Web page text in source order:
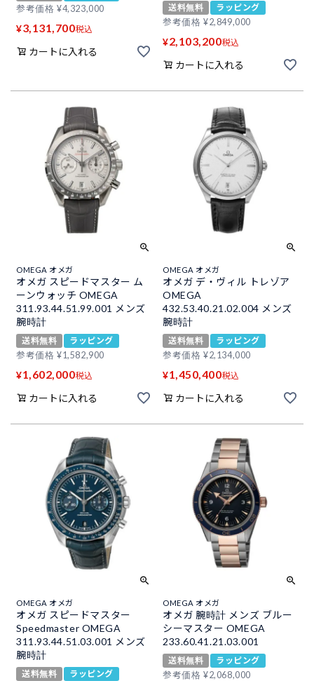
参考価格 ¥4,323,000
¥3,131,700税込
カートに入れる
送料無料
ラッピング
参考価格 ¥2,849,000
¥2,103,200税込
カートに入れる
OMEGA オメガ
オメガ スピードマスター ム
ーンウォッチ OMEGA
311.93.44.51.99.001 メンズ
腕時計
送料無料
ラッピング
参考価格 ¥1,582,900
¥1,602,000税込
カートに入れる
OMEGA オメガ
オメガ デ・ヴィル トレゾア
OMEGA
432.53.40.21.02.004 メンズ
腕時計
送料無料
ラッピング
参考価格 ¥2,134,000
¥1,450,400税込
カートに入れる
OMEGA オメガ
オメガ スピードマスター
Speedmaster OMEGA
311.93.44.51.03.001 メンズ
腕時計
送料無料
ラッピング
OMEGA オメガ
オメガ 腕時計 メンズ ブルー
シーマスター OMEGA
233.60.41.21.03.001
送料無料
ラッピング
参考価格 ¥2,068,000